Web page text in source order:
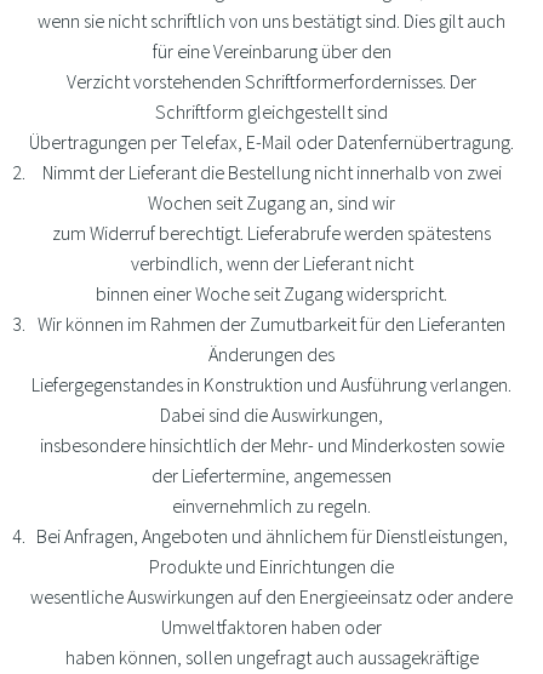
wenn sie nicht schriftlich von uns bestätigt sind. Dies gilt auch
für eine Vereinbarung über den
Verzicht vorstehenden Schriftformerfordernisses. Der
Schriftform gleichgestellt sind
Übertragungen per Telefax, E-Mail oder Datenfernübertragung.
Nimmt der Lieferant die Bestellung nicht innerhalb von zwei
Wochen seit Zugang an, sind wir
zum Widerruf berechtigt. Lieferabrufe werden spätestens
verbindlich, wenn der Lieferant nicht
binnen einer Woche seit Zugang widerspricht.
Wir können im Rahmen der Zumutbarkeit für den Lieferanten
Änderungen des
Liefergegenstandes in Konstruktion und Ausführung verlangen.
Dabei sind die Auswirkungen,
insbesondere hinsichtlich der Mehr- und Minderkosten sowie
der Liefertermine, angemessen
einvernehmlich zu regeln.
Bei Anfragen, Angeboten und ähnlichem für Dienstleistungen,
Produkte und Einrichtungen die
wesentliche Auswirkungen auf den Energieeinsatz oder andere
Umweltfaktoren haben oder
haben können, sollen ungefragt auch aussagekräftige